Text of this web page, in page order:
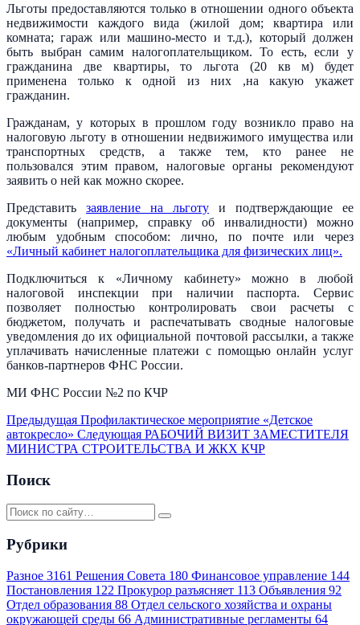
Льготы предоставляются только в отношении одного объекта
недвижимости каждого вида (жилой дом; квартира или
комната; гараж или машино-место и т.д.), который должен
быть выбран самим налогоплательщиком. То есть, если у
гражданина две квартиры, то льгота (20 кв м) будет
применена только к одной из них ,на какую укажет
гражданин.
Гражданам, у которых в прошлом году возникло право на
налоговую льготу в отношении недвижимого имущества или
транспортных средств, а также тем, кто ранее не
пользовался этим правом, налоговые органы рекомендуют
заявить о ней как можно скорее.
Представить заявление на льготу и подтверждающие ее
документы (например, справку об инвалидности) можно
любым удобным способом: лично, по почте или через
«Личный кабинет налогоплательщика для физических лиц».
Подключиться к «Личному кабинету» можно в любой
налоговой инспекции при наличии паспорта. Сервис
позволяет полностью контролировать свои расчеты с
бюджетом, получать и распечатывать сводные налоговые
уведомления до их официальной почтовой рассылки, а также
уплачивать начисленные платежи с помощью онлайн услуг
банков-партнеров ФНС России.
МИ ФНС России №2 по КЧР
Предыдущая Профилактическое мероприятие «Детское
автокресло» Следующая РАБОЧИЙ ВИЗИТ ЗАМЕСТИТЕЛЯ
МИНИСТРА СТРОИТЕЛЬСТВА И ЖКХ КЧР
Поиск
Рубрики
Разное 3161 Решения Совета 180 Финансовое управление 144
Постановления 122 Прокурор разъясняет 113 Объявления 92
Отдел образования 88 Отдел сельского хозяйства и охраны
окружающей среды 66 Административные регламенты 64